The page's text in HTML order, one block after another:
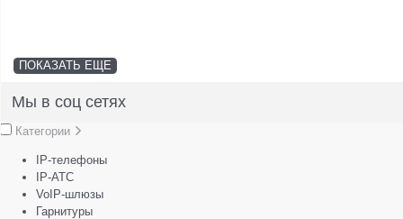
ПОКАЗАТЬ ЕЩЕ
Мы в соц сетях
Категории
IP-телефоны
IP-АТС
VoIP-шлюзы
Гарнитуры